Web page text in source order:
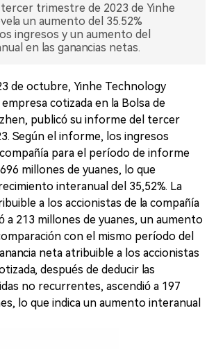
trimestre de 2023 de Yinhe
un aumento del 35.52%
ingresos y un aumento del
en las ganancias netas.
de octubre, Yinhe Technology
empresa cotizada en la Bolsa de
publicó su informe del tercer
Según el informe, los ingresos
para el período de informe
millones de yuanes, lo que
interanual del 35,52%. La
a los accionistas de la compañía
a 213 millones de yuanes, un aumento
con el mismo período del
neta atribuible a los accionistas
después de deducir las
no recurrentes, ascendió a 197
lo que indica un aumento interanual